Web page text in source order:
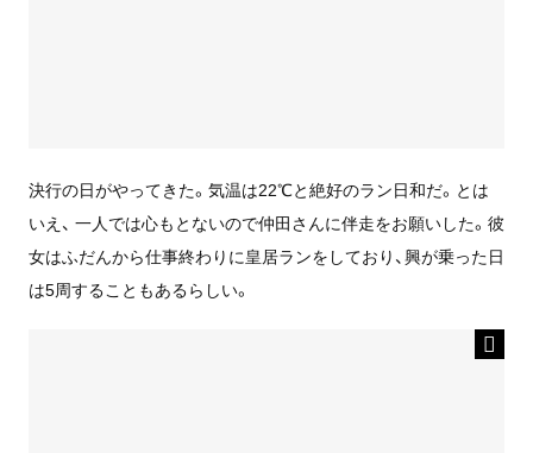
決行の日がやってきた。気温は22℃と絶好のラン日和だ。とは
いえ、 一人では心もとないので仲田さんに伴走をお願いした。彼
女はふだんから仕事終わりに皇居ランをしており、興が乗った日
は5周することもあるらしい。